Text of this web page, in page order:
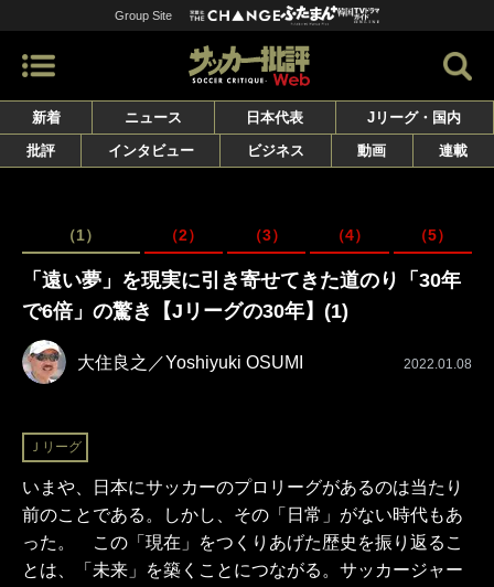
Group Site
新着 ニュース 日本代表
Jリーグ・国内
批評
インタビュー ビジネス 動画 連載
（1） （2） （3） （4） （5）
「遠い夢」を現実に引き寄せてきた道のり「30年
で6倍」の驚き【Jリーグの30年】(1)
大住良之／Yoshiyuki OSUMI 2022.01.08
Ｊリーグ
いまや、日本にサッカーのプロリーグがあるのは当たり
前のことである。しかし、その「日常」がない時代もあ
った。 この「現在」をつくりあげた歴史を振り返るこ
とは、「未来」を築くことにつながる。サッカージャー